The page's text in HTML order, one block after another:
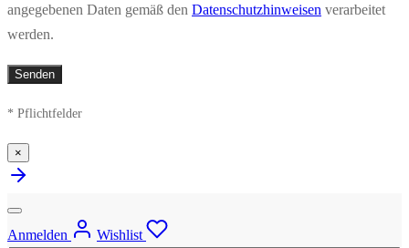
angegebenen Daten gemäß den Datenschutzhinweisen verarbeitet
werden.
* Pflichtfelder
×
Anmelden
Wishlist